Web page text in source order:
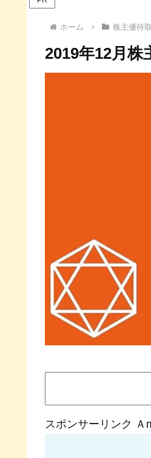
ホーム 株主優待
2019年12月
スポンサーリンク Ａ